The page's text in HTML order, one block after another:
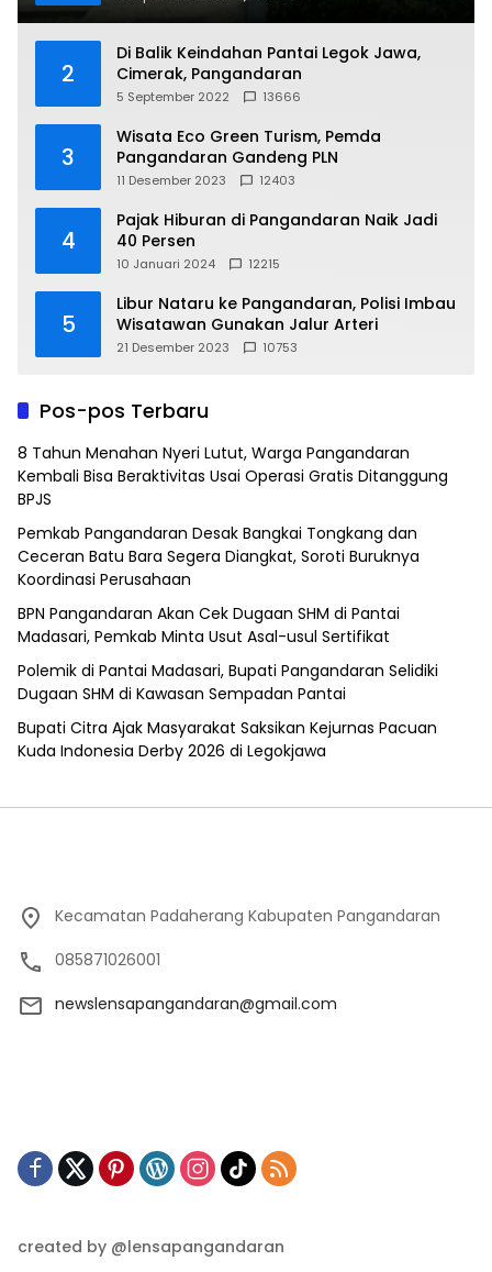
2
Di Balik Keindahan Pantai Legok Jawa,
Cimerak, Pangandaran
5 September 2022 13666
3
Wisata Eco Green Turism, Pemda
Pangandaran Gandeng PLN
11 Desember 2023 12403
4
Pajak Hiburan di Pangandaran Naik Jadi
40 Persen
10 Januari 2024 12215
5
Libur Nataru ke Pangandaran, Polisi Imbau
Wisatawan Gunakan Jalur Arteri
21 Desember 2023 10753
Pos-pos Terbaru
8 Tahun Menahan Nyeri Lutut, Warga Pangandaran
Kembali Bisa Beraktivitas Usai Operasi Gratis Ditanggung
BPJS
Pemkab Pangandaran Desak Bangkai Tongkang dan
Ceceran Batu Bara Segera Diangkat, Soroti Buruknya
Koordinasi Perusahaan
BPN Pangandaran Akan Cek Dugaan SHM di Pantai
Madasari, Pemkab Minta Usut Asal-usul Sertifikat
Polemik di Pantai Madasari, Bupati Pangandaran Selidiki
Dugaan SHM di Kawasan Sempadan Pantai
Bupati Citra Ajak Masyarakat Saksikan Kejurnas Pacuan
Kuda Indonesia Derby 2026 di Legokjawa
Kecamatan Padaherang Kabupaten Pangandaran
085871026001
newslensapangandaran@gmail.com
created by @lensapangandaran